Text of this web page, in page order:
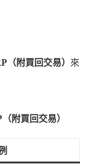
（附買回交易） 來
附買回交易）